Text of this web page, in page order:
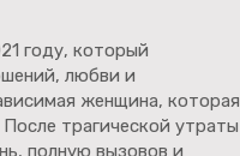
году, который
любви и
женщина, которая
трагической утраты
полную вызовов и